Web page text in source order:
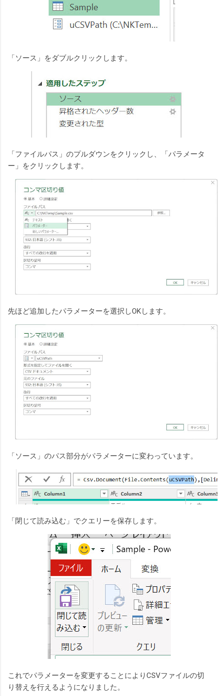
「ソース」をダブルクリックします。
「ファイルパス」のプルダウンをクリックし、「パラメータ
ー」をクリックします。
先ほど追加したパラメーターを選択しOKします。
「ソース」のパス部分がパラメーターに変わっています。
「閉じて読み込む」でクエリーを保存します。
これでパラメーターを変更することによりCSVファイルの切
り替えを行えるようになりました。